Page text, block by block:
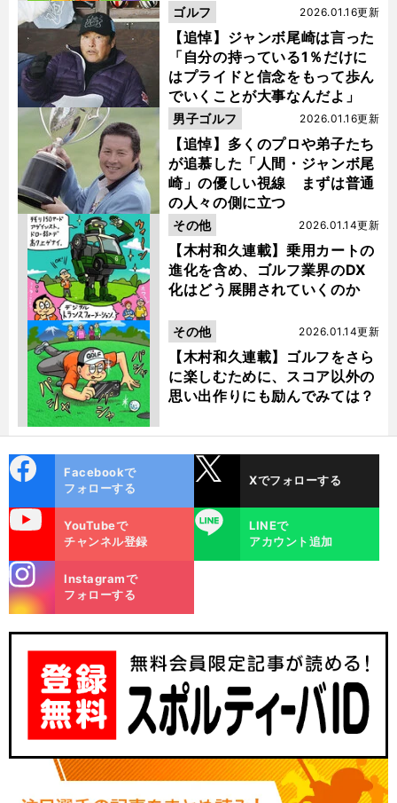
【追悼】ジャンボ尾崎は言った
「自分の持っている1％だけに
はプライドと信念をもって歩ん
でいくことが大事なんだよ」
2026.01.16更新
ゴルフ
【追悼】多くのプロや弟子たち
が追慕した「人間・ジャンボ尾
崎」の優しい視線 まずは普通
の人々の側に立つ
2026.01.16更新
男子ゴルフ
【木村和久連載】乗用カートの
進化を含め、ゴルフ業界のDX
化はどう展開されていくのか
2026.01.14更新
その他
【木村和久連載】ゴルフをさら
に楽しむために、スコア以外の
思い出作りにも励んでみては？
2026.01.14更新
その他
ok
Facebookで
フォローする
Xでフォローする
YouTubeで
チャンネル登録
LINE
LINEで
アカウント追加
m
Instagramで
フォローする